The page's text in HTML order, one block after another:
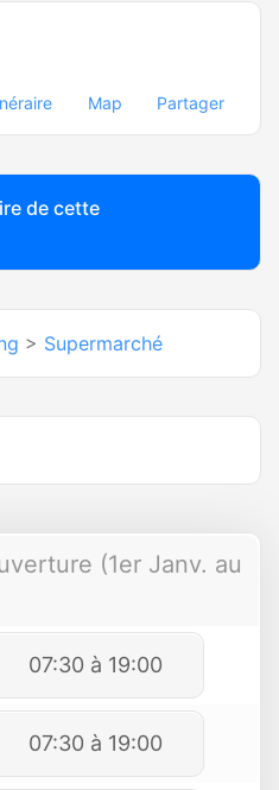
Map Partager
de cette
> Supermarché
(1er Janv. au
07:30 à 19:00
07:30 à 19:00